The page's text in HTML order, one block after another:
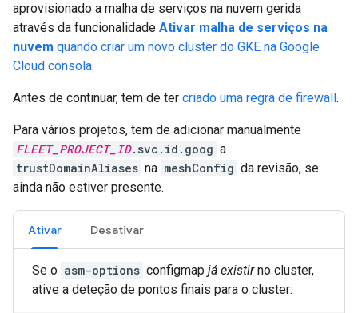
aprovisionado a malha de serviços na nuvem gerida
através da funcionalidade Ativar malha de serviços na
nuvem quando criar um novo cluster do GKE na Google
Cloud consola.
Antes de continuar, tem de ter criado uma regra de firewall.
Para vários projetos, tem de adicionar manualmente
FLEET_PROJECT_ID.svc.id.goog a
trustDomainAliases na meshConfig da revisão, se
ainda não estiver presente.
Ativar Desativar
Se o asm-options configmap já existirno cluster,
ative a deteção de pontos finais para o cluster: